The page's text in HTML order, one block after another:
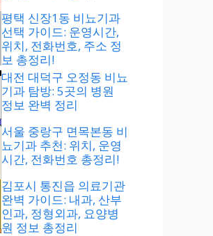
평택 신장1동 비뇨기과
선택 가이드: 운영시간,
위치, 전화번호, 주소 정
보 총정리!
대전 대덕구 오정동 비뇨
기과 탐방: 5곳의 병원
정보 완벽 정리
서울 중랑구 면목본동 비
뇨기과 추천: 위치, 운영
시간, 전화번호 총정리!
김포시 통진읍 의료기관
완벽 가이드: 내과, 산부
인과, 정형외과, 요양병
원 정보 총정리